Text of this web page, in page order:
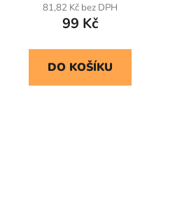
81,82 Kč bez DPH
99 Kč
DO KOŠÍKU